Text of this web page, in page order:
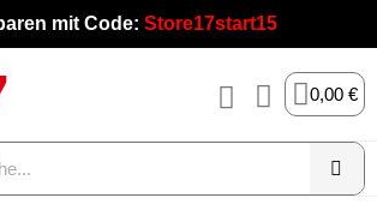
mit Code: Store17start15
0,00 €